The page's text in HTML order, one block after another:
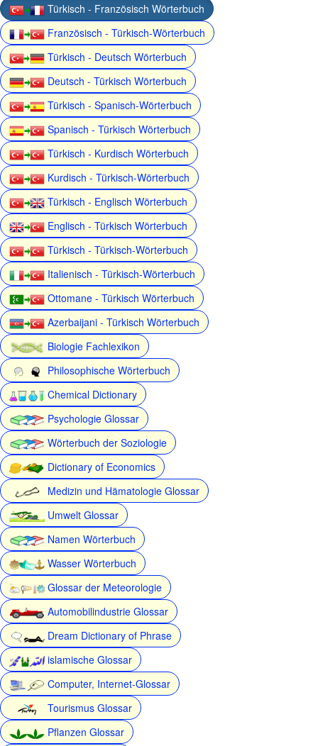
Türkisch - Französisch Wörterbuch
Französisch - Türkisch-Wörterbuch
Türkisch - Deutsch Wörterbuch
Deutsch - Türkisch Wörterbuch
Türkisch - Spanisch-Wörterbuch
Spanisch - Türkisch Wörterbuch
Türkisch - Kurdisch Wörterbuch
Kurdisch - Türkisch-Wörterbuch
Türkisch - Englisch Wörterbuch
Englisch - Türkisch Wörterbuch
Türkisch - Türkisch-Wörterbuch
Italienisch - Türkisch-Wörterbuch
Ottomane - Türkisch Wörterbuch
Azerbaijani - Türkisch Wörterbuch
Biologie Fachlexikon
Philosophische Wörterbuch
Chemical Dictionary
Psychologie Glossar
Wörterbuch der Soziologie
Dictionary of Economics
Medizin und Hämatologie Glossar
Umwelt Glossar
Namen Wörterbuch
Wasser Wörterbuch
Glossar der Meteorologie
Automobilindustrie Glossar
Dream Dictionary of Phrase
islamische Glossar
Computer, Internet-Glossar
Tourismus Glossar
Pflanzen Glossar